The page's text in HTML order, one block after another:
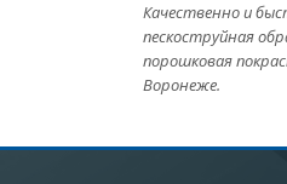
Качественно и
пескоструйная
порошковая
Воронеже.